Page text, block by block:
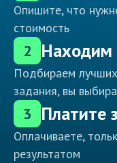
Опишите, что
стоимость
2 Находим
Подбираем
задания, вы
3 Платите
Оплачиваете,
результатом